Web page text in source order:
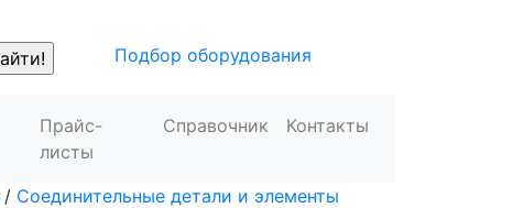
Подбор оборудования
Прайс-
листы
Справочник Контакты
/ Соединительные детали и элементы